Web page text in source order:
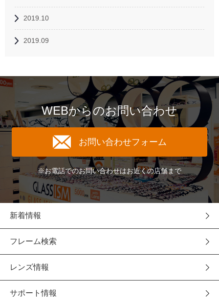
2019.10
2019.09
WEBからのお問い合わせ
お問い合わせフォーム
※お電話でのお問い合わせはお近くの店舗まで
新着情報
フレーム検索
レンズ情報
サポート情報